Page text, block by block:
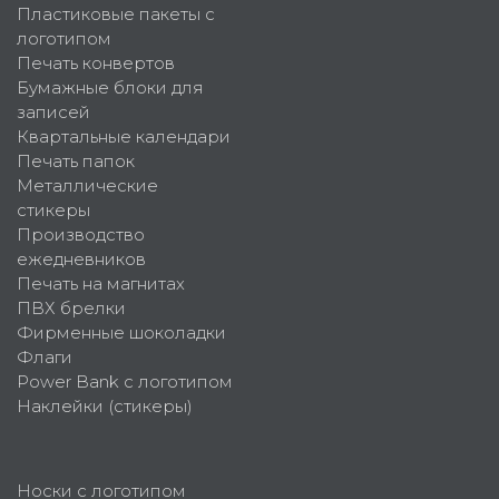
Пластиковые пакеты с
логотипом
Печать конвертов
Бумажные блоки для
записей
Квартальные календари
Печать папок
Металлические
стикеры
Производство
ежедневников
Печать на магнитах
ПВХ брелки
Фирменные шоколадки
Флаги
Power Bank с логотипом
Наклейки (стикеры)
Носки с логотипом